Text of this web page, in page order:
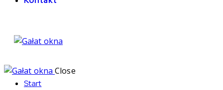
Close
Start